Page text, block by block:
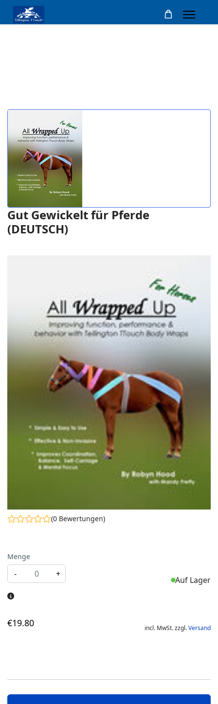
Gut Gewickelt für Pferde
(DEUTSCH)
(0 Bewertungen)
Menge
- +
Auf Lager
€19.80 incl. MwSt. zzgl.Versand